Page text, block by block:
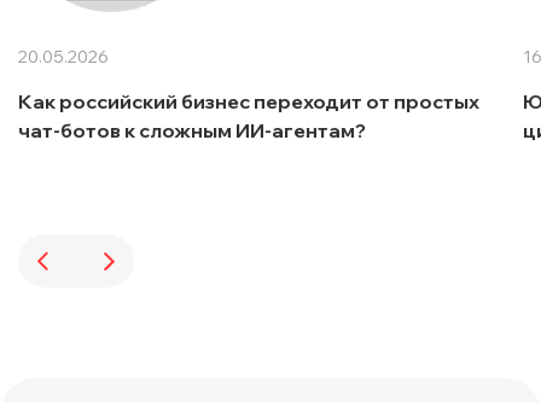
20.05.2026
Как российский бизнес переходит от простых
чат-ботов к сложным ИИ-агентам?